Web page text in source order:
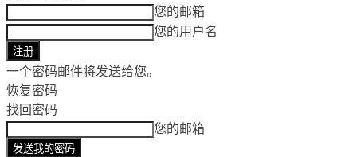
您的邮箱
您的用户名
一个密码邮件将发送给您。
恢复密码
找回密码
您的邮箱